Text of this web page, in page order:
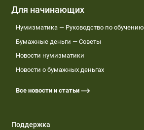
Для начинающих
Нумизматика — Руководство по обучению
Бумажные деньги — Советы
Новости нумизматики
Новости о бумажных деньгах
Все новости и статьи
Поддержка